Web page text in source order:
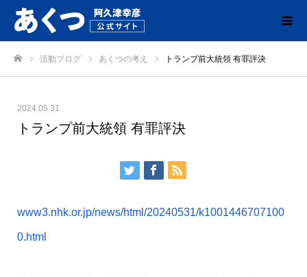
活動ブログ あくつの考え トランプ前大統領 有罪評決
2024.05.31
トランプ前大統領 有罪評決
www3.nhk.or.jp/news/html/20240531/k1001446707100
0.html